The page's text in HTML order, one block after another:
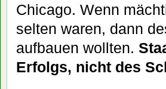
Chicago. Wenn
selten waren, dann
aufbauen wollten.
Erfolgs, nicht des